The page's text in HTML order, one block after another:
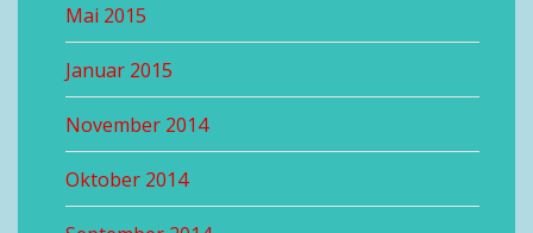
Mai 2015
Januar 2015
November 2014
Oktober 2014